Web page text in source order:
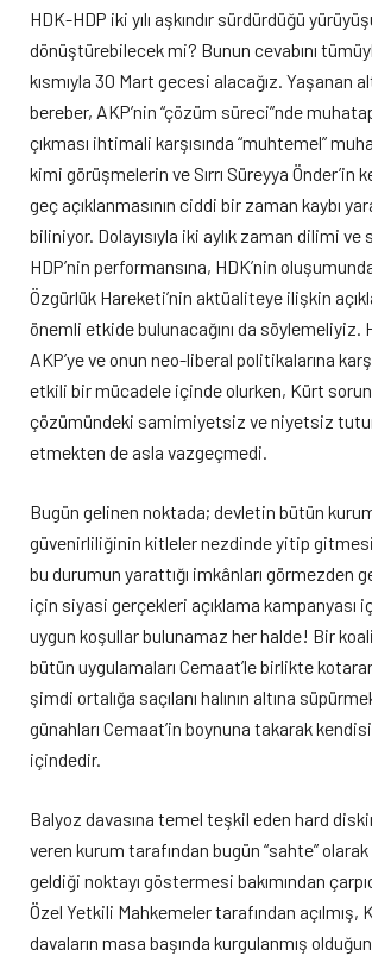
HDK-HDP iki yılı aşkındır sürdürdüğü
dönüştürebilecek mi? Bunun cevabını
kısmıyla 30 Mart gecesi alacağız. Yaşanan
bereber, AKP’nin “çözüm süreci”nde
çıkması ihtimali karşısında “muhtemel”
kimi görüşmelerin ve Sırrı Süreyya Önder’in
geç açıklanmasının ciddi bir zaman kaybı
biliniyor. Dolayısıyla iki aylık zaman dilimi ve
HDP’nin performansına, HDK’nin
Özgürlük Hareketi’nin aktüaliteye ilişkin
önemli etkide bulunacağını da söylemeliyiz.
AKP’ye ve onun neo-liberal politikalarına
etkili bir mücadele içinde olurken, Kürt
çözümündeki samimiyetsiz ve niyetsiz
etmekten de asla vazgeçmedi.
Bugün gelinen noktada; devletin bütün
güvenirliliğinin kitleler nezdinde yitip
bu durumun yarattığı imkânları görmezden
için siyasi gerçekleri açıklama kampanyası
uygun koşullar bulunamaz her halde! Bir
bütün uygulamaları Cemaat’le birlikte
şimdi ortalığa saçılanı halının altına
günahları Cemaat’in boynuna takarak
içindedir.
Balyoz davasına temel teşkil eden hard
veren kurum tarafından bugün “sahte”
geldiği noktayı göstermesi bakımından
Özel Yetkili Mahkemeler tarafından açılmış,
davaların masa başında kurgulanmış